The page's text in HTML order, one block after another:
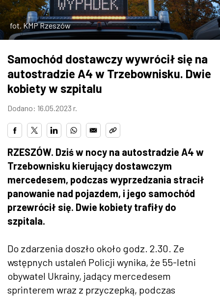
ZDJĘCIA
W RZESZOWIE
fot. KMP Rzeszów
Samochód dostawczy wywrócił się na
autostradzie A4 w Trzebownisku. Dwie
kobiety w szpitalu
Dodano: 16.05.2023 r.
RZESZÓW. Dziś w nocy na autostradzie A4 w
Trzebownisku kierujący dostawczym
mercedesem, podczas wyprzedzania stracił
panowanie nad pojazdem, i jego samochód
przewrócił się. Dwie kobiety trafiły do
szpitala.
Do zdarzenia doszło około godz. 2.30. Ze
wstępnych ustaleń Policji wynika, że 55-letni
obywatel Ukrainy, jadący mercedesem
sprinterem wraz z przyczepką, podczas